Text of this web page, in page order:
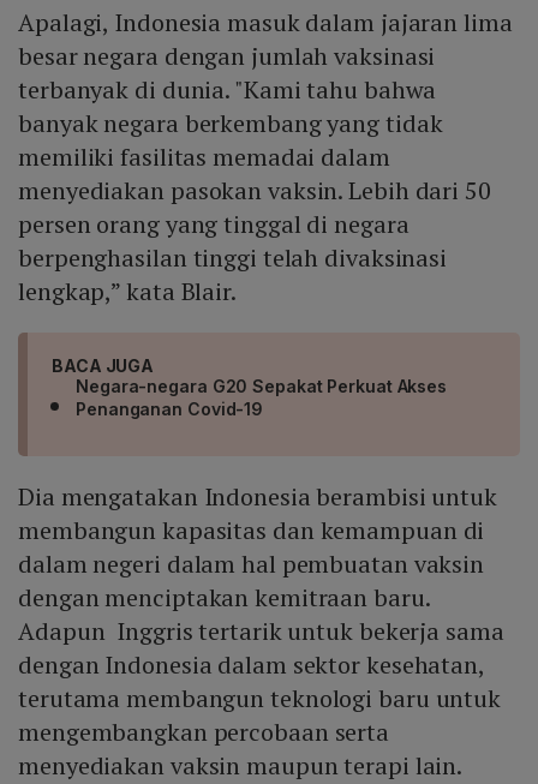
Apalagi, Indonesia masuk dalam jajaran lima
besar negara dengan jumlah vaksinasi
terbanyak di dunia. "Kami tahu bahwa
banyak negara berkembang yang tidak
memiliki fasilitas memadai dalam
menyediakan pasokan vaksin. Lebih dari 50
persen orang yang tinggal di negara
berpenghasilan tinggi telah divaksinasi
lengkap,” kata Blair.
BACA JUGA
Negara-negara G20 Sepakat Perkuat Akses
Penanganan Covid-19
Dia mengatakan Indonesia berambisi untuk
membangun kapasitas dan kemampuan di
dalam negeri dalam hal pembuatan vaksin
dengan menciptakan kemitraan baru.
Adapun Inggris tertarik untuk bekerja sama
dengan Indonesia dalam sektor kesehatan,
terutama membangun teknologi baru untuk
mengembangkan percobaan serta
menyediakan vaksin maupun terapi lain.